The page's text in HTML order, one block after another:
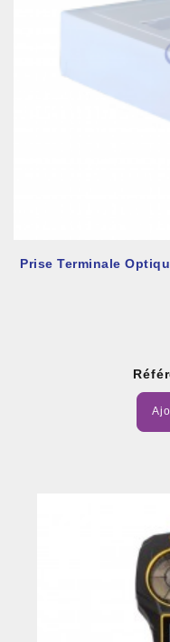
Prise Terminale